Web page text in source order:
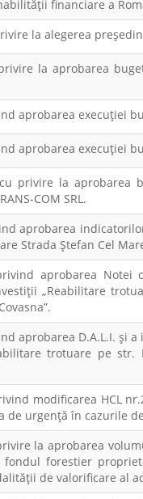
financiare a
la alegerea
la aprobarea
aprobarea execuţiei
aprobarea execuţiei
privire la aprobarea
COM SRL.
aprobarea
Strada Ștefan Cel
aprobarea Notei
„Reabilitare
aprobarea D.A.L.I. și
trotuare pe str.
modificarea HCL
de urgență în cazurile
la aprobarea
forestier
de valorificare al